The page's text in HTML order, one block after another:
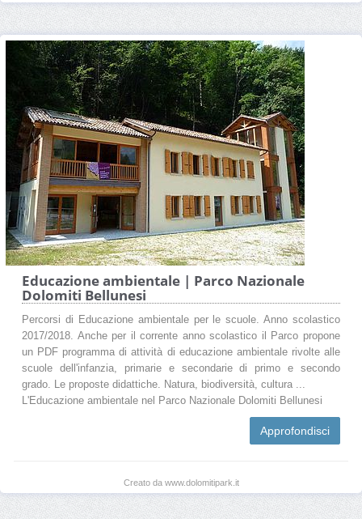
Educazione ambientale | Parco Nazionale
Dolomiti Bellunesi
Percorsi di Educazione ambientale per le scuole. Anno scolastico
2017/2018. Anche per il corrente anno scolastico il Parco propone
un PDF programma di attività di educazione ambientale rivolte alle
scuole dell'infanzia, primarie e secondarie di primo e secondo
grado. Le proposte didattiche. Natura, biodiversità, cultura ...
L'Educazione ambientale nel Parco Nazionale Dolomiti Bellunesi
Approfondisci
Creato da www.dolomitipark.it